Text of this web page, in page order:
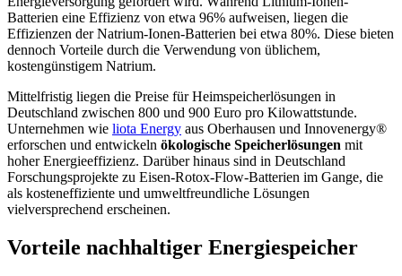
Batterien eine Effizienz von etwa 96% aufweisen, liegen die
Effizienzen der Natrium-Ionen-Batterien bei etwa 80%. Diese bieten
dennoch Vorteile durch die Verwendung von üblichem,
kostengünstigem Natrium.
Mittelfristig liegen die Preise für Heimspeicherlösungen in
Deutschland zwischen 800 und 900 Euro pro Kilowattstunde.
Unternehmen wie liota Energy aus Oberhausen und Innovenergy®
erforschen und entwickeln ökologische Speicherlösungen mit
hoher Energieeffizienz. Darüber hinaus sind in Deutschland
Forschungsprojekte zu Eisen-Rotox-Flow-Batterien im Gange, die
als kosteneffiziente und umweltfreundliche Lösungen
vielversprechend erscheinen.
Vorteile nachhaltiger Energiespeicher